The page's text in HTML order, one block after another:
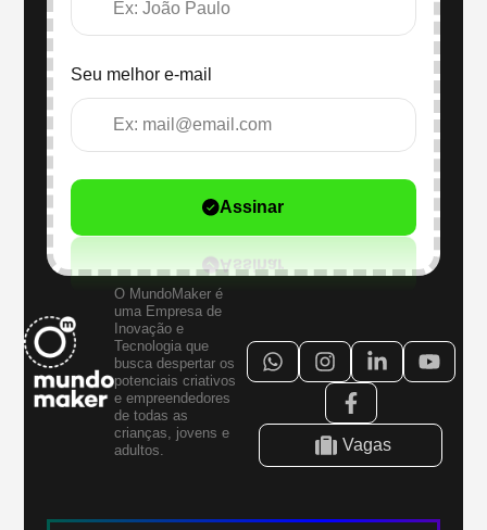
Seu melhor e-mail
Assinar
O MundoMaker é
uma Empresa de
Inovação e
Tecnologia que
busca despertar os
potenciais criativos
e empreendedores
de todas as
crianças, jovens e
adultos.
Vagas